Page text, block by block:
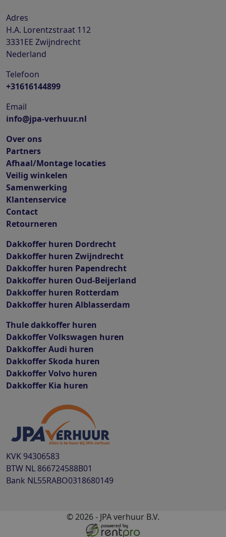
Adres
H.A. Lorentzstraat 112
3331EE Zwijndrecht
Nederland
Telefoon
+31616144899
Email
info@jpa-verhuur.nl
Over ons
Partners
Afhaal/Montage locaties
Veilig winkelen
Samenwerking
Klantenservice
Contact
Retourneren
Dakkoffer huren Dordrecht
Dakkoffer huren Zwijndrecht
Dakkoffer huren Papendrecht
Dakkoffer huren Oud-Beijerland
Dakkoffer huren Rotterdam
Dakkoffer huren Alblasserdam
Thule dakkoffer huren
Dakkoffer Volkswagen huren
Dakkoffer Audi huren
Dakkoffer Skoda huren
Dakkoffer Volvo huren
Dakkoffer Kia huren
KVK 94306583
BTW NL 866724588B01
Bank NL55RABO0318680149
© 2026 - JPA verhuur B.V.